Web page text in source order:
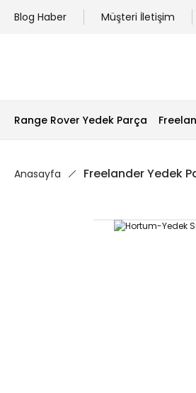
Blog Haber Müşteri İletişim
Range Rover Yedek Parça
Anasayfa Freelander Yedek